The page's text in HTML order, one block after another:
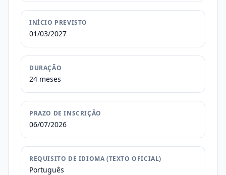
INÍCIO PREVISTO
01/03/2027
DURAÇÃO
24 meses
PRAZO DE INSCRIÇÃO
06/07/2026
REQUISITO DE IDIOMA (TEXTO OFICIAL)
Português